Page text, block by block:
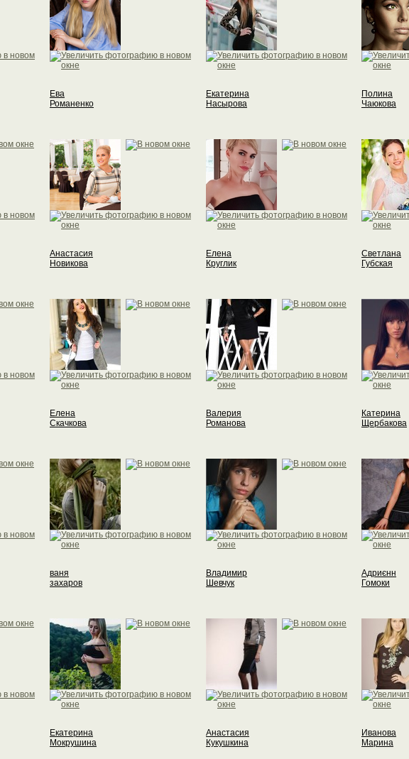
Ева
Романенко
Екатерина
Насырова
Полина
Чаюкова
Анастасия
Новикова
Елена
Круглик
Светлана
Губская
Елена
Скачкова
Валерия
Романова
Катерина
Щербакова
ваня
захаров
Владимир
Шевчук
Адриєнн
Гомоки
Екатерина
Мокрушина
Анастасия
Кукушкина
Иванова
Марина